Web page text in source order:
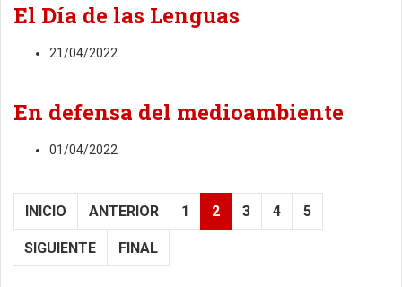
El Día de las Lenguas
21/04/2022
En defensa del medioambiente
01/04/2022
INICIO ANTERIOR 1 2 3 4 5
SIGUIENTE FINAL